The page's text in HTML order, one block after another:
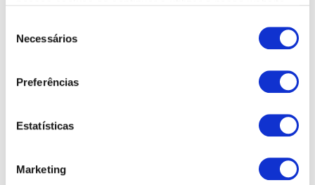
Necessários
Preferências
Estatísticas
Marketing